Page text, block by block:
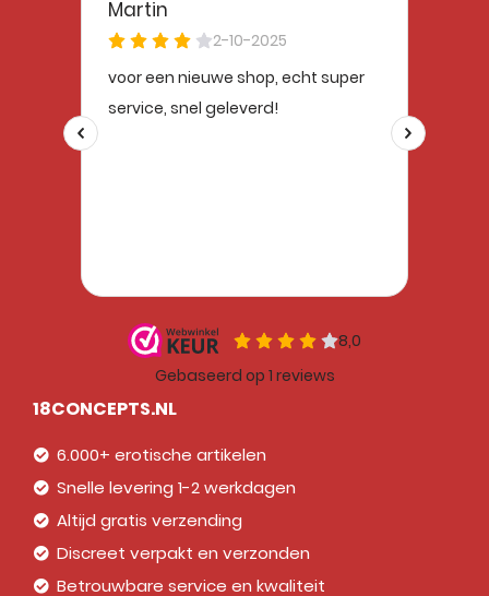
18CONCEPTS.NL
6.000+ erotische artikelen
Snelle levering 1-2 werkdagen
Altijd gratis verzending
Discreet verpakt en verzonden
Betrouwbare service en kwaliteit